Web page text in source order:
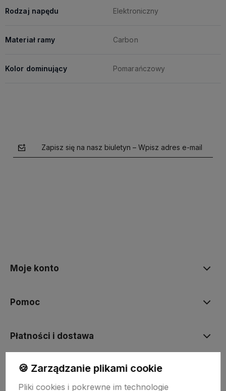
Rodzaj napędu Elektroniczny
Materiał ramy Carbon
Kolor dominujący Pomarańczowy
Zapisz się na nasz biuletyn – Wpisz adres e-mail
Moje konto
Pomoc
Płatności i dostawa
Informacje
🍪 Zarządzanie plikami cookie
Pliki cookies i pokrewne im technologie